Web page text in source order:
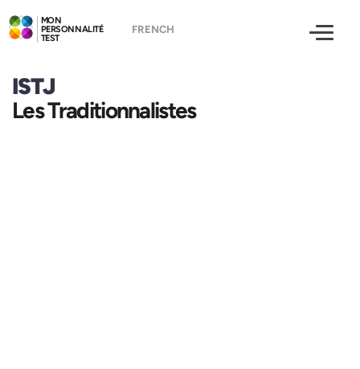
MON
PERSONNALITÉ
TEST
ISTJ
Les Traditionnalistes